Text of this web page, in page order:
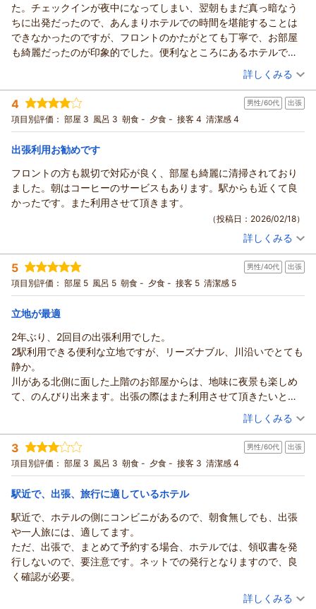
た。チェックインが夜中になってしまい、翌朝もまだ真っ暗なう
ちに出発だったので、あんまりホテルでの時間を堪能することは
できなかったのですが、フロントのかたがとても丁寧で、お部屋
も綺麗だったのが印象的でした。便利なところにあるホテルで、
（投稿日：2026/02/21）
宿泊時期： 2026年01月宿泊 (一人旅)
投稿者： ぴよこさん
宿泊プラン： ☆シングル☆じゃらん ◎期間限定スペシャル価格◎
シングル 食事なし
宿泊価格帯： 7,001～8,000円(大人一人あたり/税込)
詳しくみる
4 男性/60代 出張
項目別評価： 部屋 3 風呂 3 朝食 - 夕食 - 接客 4 清潔感 4
出張利用お勧めです
フロントの方も親切で対応が良く、部屋も綺麗に清掃されており
ました。朝はコーヒーのサービスもあります。駅からも近くて良
かったです。また利用させて頂きます。
（投稿日：2026/02/18）
投稿者： あんくんさん(男性/60代)
宿泊プラン： ☆シングル☆じゃらん ◎期間限定スペシャル価格◎
シングル 食事なし
宿泊価格帯： 7,001～8,000円(大人一人あたり/税込)
詳しくみる
5 男性/40代 出張
項目別評価： 部屋 5 風呂 5 朝食 - 夕食 - 接客 5 清潔感 5
立地が最適
2年ぶり、2回目の出張利用でした。
2駅利用できる便利な立地ですが、リーズナブル、川沿いでとても
静か。
川がある北側に面した上階のお部屋からは、地味に夜景も楽しめ
て、のんびり出来ます。出張の際はまた利用させて頂きたいと思
（投稿日：2026/02/14）
宿泊時期： 2026年02月宿泊 (出張)
投稿者： おすうさん
宿泊プラン： ☆シングル☆じゃらん ◎期間限定スペシャル価格◎
シングル 食事なし
宿泊価格帯： 7,001～8,000円(大人一人あたり/税込)
詳しくみる
3 男性/60代 出張
項目別評価： 部屋 3 風呂 3 朝食 - 夕食 - 接客 3 清潔感 4
駅近で、出張、旅行に適しているホテル
駅近で、ホテルの側にコンビニがあるので、朝食無しでも、出張
や一人旅には、適してます。
ただ、出張で、まとめて予約する場合、ホテルでは、領収書を発
行しないので、要注意です。ネットでの発行となりますので、良
く確認が必要。
（投稿日：2026/02/09）
詳しくみる